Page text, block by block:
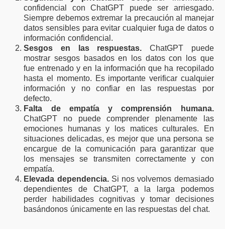
confidencial con ChatGPT puede ser arriesgado.
Siempre debemos extremar la precaución al manejar
datos sensibles para evitar cualquier fuga de datos o
información confidencial.
Sesgos en las respuestas. ChatGPT puede
mostrar sesgos basados en los datos con los que
fue entrenado y en la información que ha recopilado
hasta el momento. Es importante verificar cualquier
información y no confiar en las respuestas por
defecto.
Falta de empatía y comprensión humana.
ChatGPT no puede comprender plenamente las
emociones humanas y los matices culturales. En
situaciones delicadas, es mejor que una persona se
encargue de la comunicación para garantizar que
los mensajes se transmiten correctamente y con
empatía.
Elevada dependencia.Si nos volvemos demasiado
dependientes de ChatGPT, a la larga podemos
perder habilidades cognitivas y tomar decisiones
basándonos únicamente en las respuestas del chat.